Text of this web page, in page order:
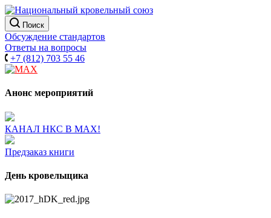
Поиск
Обсуждение стандартов
Ответы на вопросы
+7 (812) 703 55 46
Анонс мероприятий
КАНАЛ НКС В МАХ!
Предзаказ книги
День кровельщика